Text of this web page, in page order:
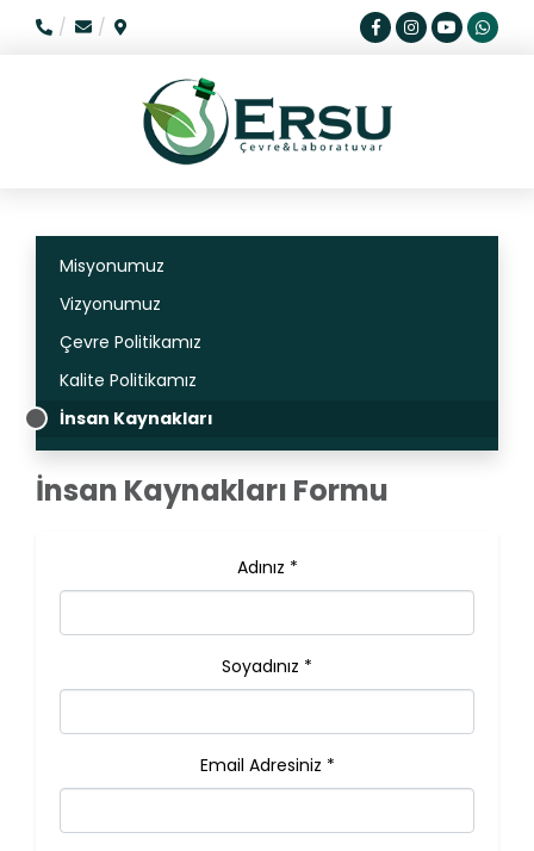
Misyonumuz
Vizyonumuz
Çevre Politikamız
Kalite Politikamız
İnsan Kaynakları
İnsan Kaynakları Formu
Adınız *
Soyadınız *
Email Adresiniz *